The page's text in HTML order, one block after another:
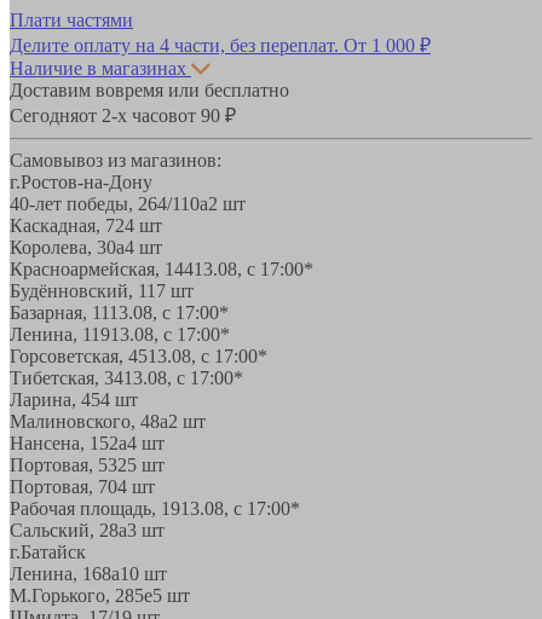
Плати частями
Делите оплату на 4 части, без переплат. От 1 000 ₽
Наличие в магазинах
Доставим вовремя или бесплатно
Сегодняот 2-х часовот 90 ₽
Самовывоз из магазинов:
г.Ростов-на-Дону
40-лет победы, 264/110а2 шт
Каскадная, 724 шт
Королева, 30а4 шт
Красноармейская, 14413.08, с 17:00*
Будённовский, 11 7 шт
Базарная, 1113.08, с 17:00*
Ленина, 11913.08, с 17:00*
Горсоветская, 4513.08, с 17:00*
Тибетская, 3413.08, с 17:00*
Ларина, 454 шт
Малиновского, 48а2 шт
Нансена, 152а4 шт
Портовая, 5325 шт
Портовая, 704 шт
Рабочая площадь, 1913.08, с 17:00*
Сальский, 28a3 шт
г.Батайск
Ленина, 168а10 шт
М.Горького, 285е5 шт